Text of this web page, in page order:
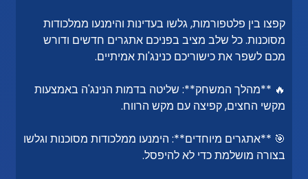
קפצו בין פלטפורמות, גלשו בעדינות והימנעו ממלכודות
מסוכנות. כל שלב מציב בפניכם אתגרים חדשים ודורש
מכם לשפר את כישוריכם כנינג'ות אמיתיים.
🔥 **מהלך המשחק**: שליטה בדמות הנינג'ה באמצעות
מקשי החצים, קפיצה עם מקש הרווח.
🎯 **אתגרים מיוחדים**: הימנעו ממלכודות מסוכנות וגלשו
בצורה מושלמת כדי לא להיפסל.